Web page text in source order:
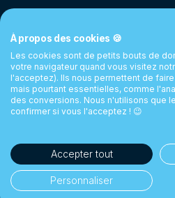
À propos des cookies 🍪
Les cookies sont de petits bouts de
votre navigateur quand vous visitez
l'acceptez). Ils nous permettent de
mais pourtant essentielles, comme
des conversions. Nous n'utilisons que
confirmer si vous l'acceptez ! 😉
Accepter tout
Personnaliser